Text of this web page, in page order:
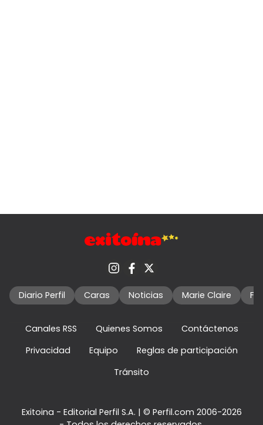
Diario Perfil Caras Noticias Marie Claire
Canales RSS Quienes Somos
Contáctenos
Privacidad
Equipo
Reglas de participación
Tránsito
Exitoina - Editorial Perfil S.A. | © Perfil.com 2006-2026